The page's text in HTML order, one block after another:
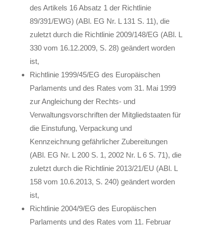
des Artikels 16 Absatz 1 der Richtlinie
89/391/EWG) (ABl. EG Nr. L 131 S. 11), die
zuletzt durch die Richtlinie 2009/148/EG (ABl. L
330 vom 16.12.2009, S. 28) geändert worden
ist,
Richtlinie 1999/45/EG des Europäischen
Parlaments und des Rates vom 31. Mai 1999
zur Angleichung der Rechts- und
Verwaltungsvorschriften der Mitgliedstaaten für
die Einstufung, Verpackung und
Kennzeichnung gefährlicher Zubereitungen
(ABl. EG Nr. L 200 S. 1, 2002 Nr. L 6 S. 71), die
zuletzt durch die Richtlinie 2013/21/EU (ABl. L
158 vom 10.6.2013, S. 240) geändert worden
ist,
Richtlinie 2004/9/EG des Europäischen
Parlaments und des Rates vom 11. Februar